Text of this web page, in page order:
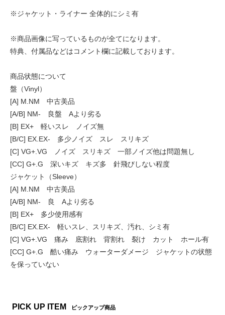
※ジャケット・ライナー 全体的にシミ有
※商品画像に写っているものが全てになります。
特典、付属品などはコメント欄に記載しております。
商品状態について
盤（Vinyl）
[A] M.NM 中古美品
[A/B] NM- 良盤 Aより劣る
[B] EX+ 軽いスレ ノイズ無
[B/C] EX.EX- 多少ノイズ スレ スリキズ
[C] VG+.VG ノイズ スリキズ 一部ノイズ他は問題無し
[CC] G+.G 深いキズ キズ多 針飛びしない程度
ジャケット（Sleeve）
[A] M.NM 中古美品
[A/B] NM- 良 Aより劣る
[B] EX+ 多少使用感有
[B/C] EX.EX- 軽いスレ、スリキズ、汚れ、シミ有
[C] VG+.VG 痛み 底割れ 背割れ 裂け カット ホール有
[CC] G+.G 酷い痛み ウォーターダメージ ジャケットの状態
を保っていない
PICK UP ITEM ピックアップ商品